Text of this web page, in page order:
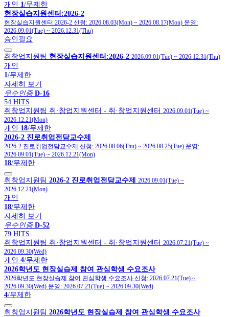
개인 1/무제한
현장실습지원센터:2026-2
현장실습지원센터:2026-2 신청: 2026.08.03(Mon) ~ 2026.08.17(Mon) 운영:
2026.09.01(Tue) ~ 2026.12.31(Thu)
승인필요
취창업지원팀 현장실습지원센터:2026-2 2026.09.01(Tue) ~ 2026.12.31(Thu)
개인
1/무제한
자세히 보기
우수인증 D-16
54 HITS
취창업지원팀 취·창업지원센터 - 취·창업지원센터 2026.09.01(Tue) ~
2026.12.21(Mon)
개인 18/무제한
2026-2 진로취업전담교수제
2026-2 진로취업전담교수제 신청: 2026.08.06(Thu) ~ 2026.08.25(Tue) 운영:
2026.09.01(Tue) ~ 2026.12.21(Mon)
18/무제한
취창업지원팀 2026-2 진로취업전담교수제 2026.09.01(Tue) ~
2026.12.21(Mon)
개인
18/무제한
자세히 보기
우수인증 D-52
79 HITS
취창업지원팀 취·창업지원센터 - 취·창업지원센터 2026.07.21(Tue) ~
2026.09.30(Wed)
개인 4/무제한
2026학년도 현장실습제 참여 관심학생 수요조사
2026학년도 현장실습제 참여 관심학생 수요조사 신청: 2026.07.21(Tue) ~
2026.09.30(Wed) 운영: 2026.07.21(Tue) ~ 2026.09.30(Wed)
4/무제한
취창업지원팀 2026학년도 현장실습제 참여 관심학생 수요조사